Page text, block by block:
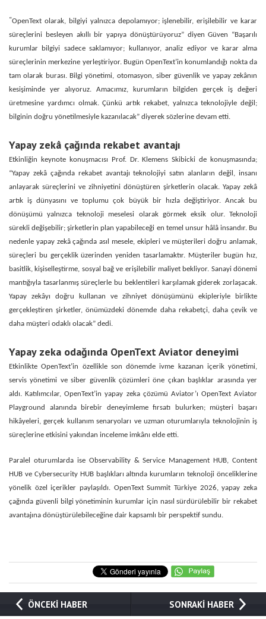
“OpenText olarak, bilgiyi yalnızca depolamıyor; işlenebilir, erişilebilir ve karar
süreçlerini besleyen akıllı bir yapıya dönüştürüyoruz” diyen Güven “Başarılı
kurumlar bilgiyi sadece saklamıyor; kullanıyor, analiz ediyor ve karar alma
süreçlerinin merkezine yerleştiriyor. Bugün OpenText’in konumlandığı nokta da
tam olarak burası. Bilgi yönetimi, otomasyon, siber güvenlik ve yapay zekânın
kesişiminde yer alıyoruz. Amacımız, kurumların bilgiden gerçek iş değeri
üretmesine yardımcı olmak. Çünkü artık rekabet, yalnızca teknolojiyle değil;
bilginin doğru yönetilmesiyle kazanılacak” diyerek sözlerine devam etti.
Yapay zekâ çağında rekabet avantajı
Etkinliğin keynote konuşmacısı Prof. Dr. Klemens Skibickide konuşmasında;
“Yapay zekâ çağında rekabet avantajı teknolojiyi satın alanların değil, insanı
anlayarak süreçlerini ve zihniyetini dönüştüren şirketlerin olacak. Yapay zekâ
artık iş dünyasını ve toplumu çok büyük bir hızla değiştiriyor. Ancak bu
dönüşümü yalnızca teknoloji meselesi olarak görmek eksik olur. Teknoloji
sürekli değişebilir; şirketlerin plan yapabileceği en temel unsur hâlâ insandır. Bu
nedenle yapay zekâ çağında asıl mesele, ekipleri ve müşterileri doğru anlamak,
süreçleri bu gerçeklik üzerinden yeniden tasarlamaktır. Müşteriler bugün hız,
basitlik, kişiselleştirme, sosyal bağ ve erişilebilir maliyet bekliyor. Sanayi dönemi
mantığıyla tasarlanmış süreçlerle bu beklentileri karşılamak giderek zorlaşacak.
Yapay zekâyı doğru kullanan ve zihniyet dönüşümünü ekipleriyle birlikte
gerçekleştiren şirketler, önümüzdeki dönemde daha rekabetçi, daha çevik ve
daha müşteri odaklı olacak” dedi.
Yapay zeka odağında OpenText Aviator deneyimi
Etkinlikte OpenText’in özellikle son dönemde ivme kazanan içerik yönetimi,
servis yönetimi ve siber güvenlik çözümleri öne çıkan başlıklar arasında yer
aldı. Katılımcılar, OpenText’in yapay zeka çözümü Aviator’ı OpenText Aviator
Playground alanında birebir deneyimleme fırsatı bulurken; müşteri başarı
hikâyeleri, gerçek kullanım senaryoları ve uzman oturumlarıyla teknolojinin iş
süreçlerine etkisini yakından inceleme imkânı elde etti.
Paralel oturumlarda ise Observability & Service Management HUB, Content
HUB ve Cybersecurity HUB başlıkları altında kurumların teknoloji önceliklerine
yönelik özel içerikler paylaşıldı. OpenText Summit Türkiye 2026, yapay zeka
çağında güvenli bilgi yönetiminin kurumlar için nasıl sürdürülebilir bir rekabet
avantajına dönüştürülebileceğine dair kapsamlı bir perspektif sundu.
ÖNCEKİ HABER SONRAKİ HABER